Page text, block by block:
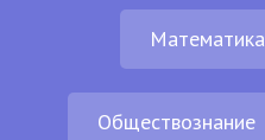
Обществознание